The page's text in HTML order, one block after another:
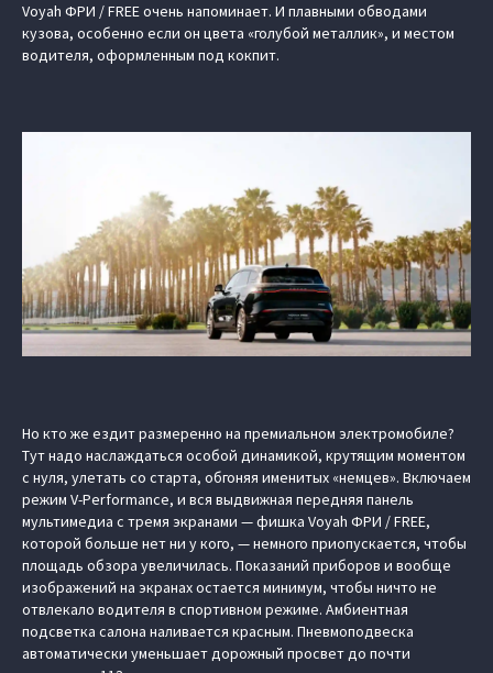
Voyah ФРИ / FREE очень напоминает. И плавными обводами
кузова, особенно если он цвета «голубой металлик», и местом
водителя, оформленным под кокпит.
Но кто же ездит размеренно на премиальном электромобиле?
Тут надо наслаждаться особой динамикой, крутящим моментом
с нуля, улетать со старта, обгоняя именитых «немцев». Включаем
режим V-Performance, и вся выдвижная передняя панель
мультимедиа с тремя экранами — фишка Voyah ФРИ / FREE,
которой больше нет ни у кого, — немного приопускается, чтобы
площадь обзора увеличилась. Показаний приборов и вообще
изображений на экранах остается минимум, чтобы ничто не
отвлекало водителя в спортивном режиме. Амбиентная
подсветка салона наливается красным. Пневмоподвеска
автоматически уменьшает дорожный просвет до почти